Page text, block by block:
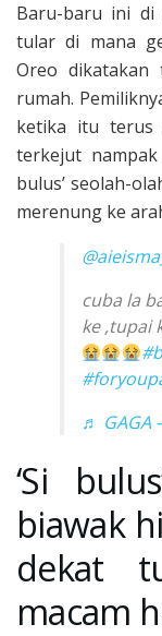
Baru-baru ini di
tular di mana
Oreo dikatakan
rumah.
ketika itu terus
terkejut nampak
bulus’ seolah-
merenung ke
cuba la
ke ,tupai
♬ GAGA
‘Si
biawak
dekat
macam